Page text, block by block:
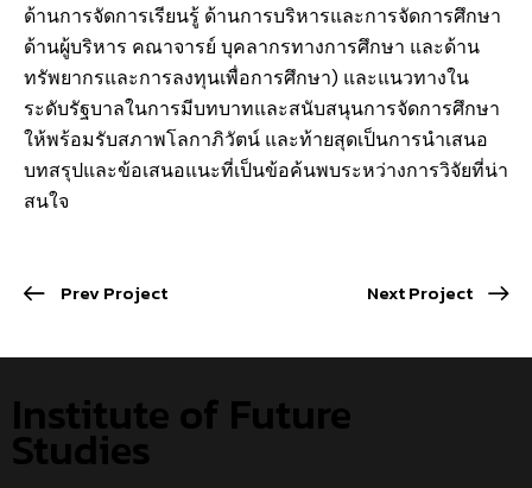
ด้านการจัดการเรียนรู้ ด้านการบริหารและการจัดการศึกษา
ด้านผู้บริหาร คณาจารย์ บุคลากรทางการศึกษา และด้าน
ทรัพยากรและการลงทุนเพื่อการศึกษา) และแนวทางใน
ระดับรัฐบาลในการมีบทบาทและสนับสนุนการจัดการศึกษา
ให้พร้อมรับสภาพโลกาภิวัตน์ และท้ายสุดเป็นการนำเสนอ
บทสรุปและข้อเสนอแนะที่เป็นข้อค้นพบระหว่างการวิจัยที่น่า
สนใจ
Prev Project Next Project
Institute of Future
Studies